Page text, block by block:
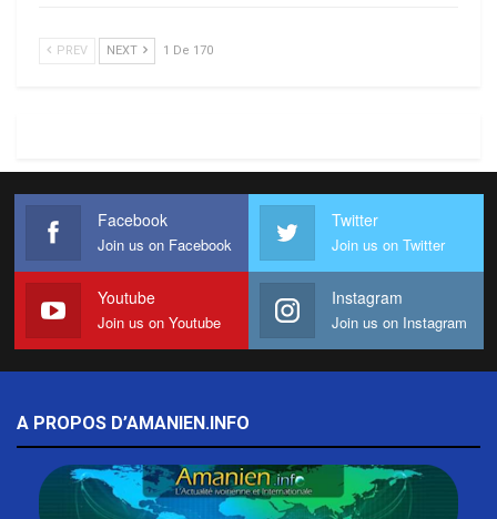
PREV NEXT 1 De 170
Facebook
Join us on Facebook
Twitter
Join us on Twitter
Youtube
Join us on Youtube
Instagram
Join us on Instagram
A PROPOS D’AMANIEN.INFO